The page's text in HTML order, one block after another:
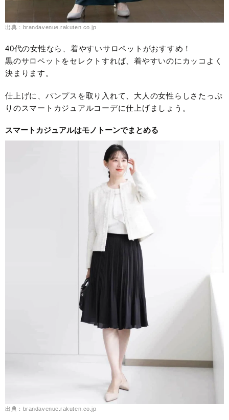
出典：brandavenue.rakuten.co.jp
40代の女性なら、着やすいサロペットがおすすめ！
黒のサロペットをセレクトすれば、着やすいのにカッコよく
決まります。
仕上げに、パンプスを取り入れて、大人の女性らしさたっぷ
りのスマートカジュアルコーデに仕上げましょう。
スマートカジュアルはモノトーンでまとめる
出典：brandavenue.rakuten.co.jp